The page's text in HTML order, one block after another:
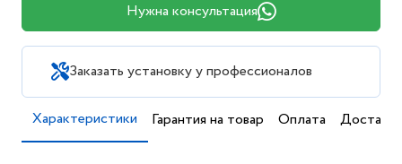
Нужна консультация
Заказать установку у профессионалов
Характеристики Гарантия на товар Оплата Доставка